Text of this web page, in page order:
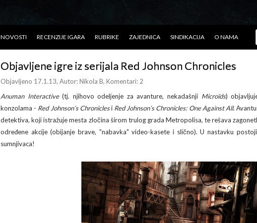
NOVOSTI RECENZIJE IGARA RUBRIKE ZAJEDNICA SINDIKACIJA O NAMA
Objavljene igre iz serijala Red Johnson Chronicles
Objavljeno 17.1.13, Autor:Nikola B, Komentari: 2
Anuman Interactive(tj. njihovo odeljenje za avanture, nekadašnji Microïds)
konzolama - Red Johnson’s Chroniclesi Red Johnson’s Chronicles: One Against All.
detektiva, koji istražuje mesta zločina širom trulog grada Metropolisa, te rešava
određene akcije (obijanje brave, "nabavka" video-kasete i slično). U nastavku
sumnjivaca!